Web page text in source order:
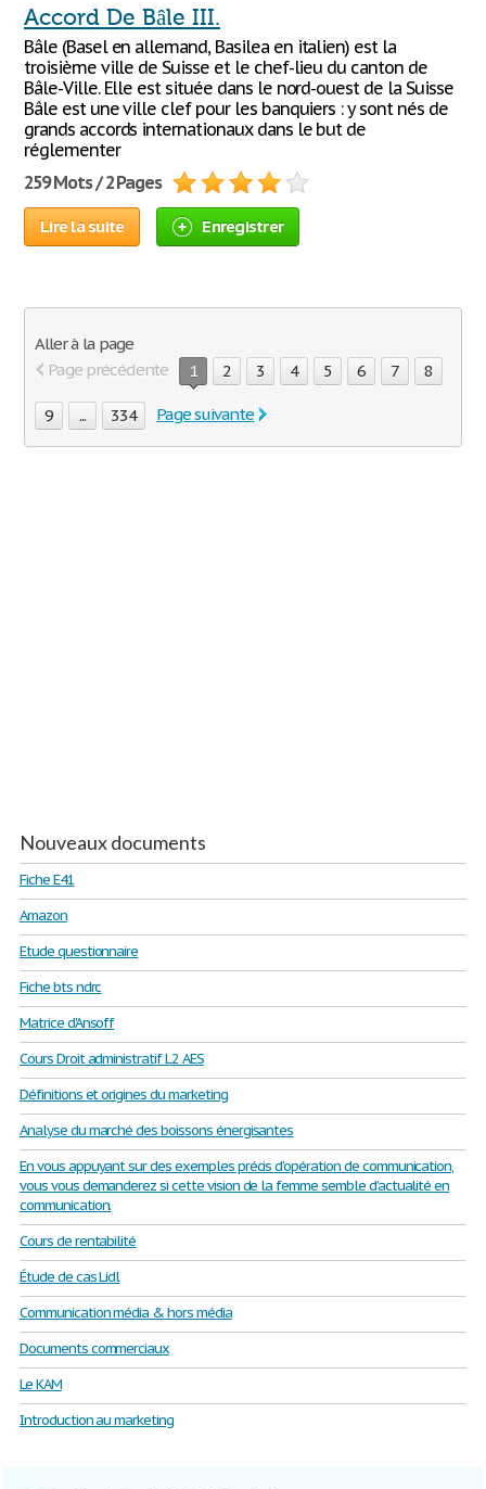
Accord De Bâle III.
Bâle (Basel en allemand, Basilea en italien) est la
troisième ville de Suisse et le chef-lieu du canton de
Bâle-Ville. Elle est située dans le nord-ouest de la Suisse
Bâle est une ville clef pour les banquiers : y sont nés de
grands accords internationaux dans le but de
réglementer
259 Mots / 2 Pages
Lire la suite Enregistrer
Aller à la page
Page précédente
1 2 3 4 5 6 7 8
9 ... 334 Page suivante
Nouveaux documents
Fiche E41
Amazon
Etude questionnaire
Fiche bts ndrc
Matrice d'Ansoff
Cours Droit administratif L2 AES
Définitions et origines du marketing
Analyse du marché des boissons énergisantes
En vous appuyant sur des exemples précis d’opération de communication,
vous vous demanderez si cette vision de la femme semble d’actualité en
communication.
Cours de rentabilité
Étude de cas Lidl
Communication média & hors média
Documents commerciaux
Le KAM
Introduction au marketing